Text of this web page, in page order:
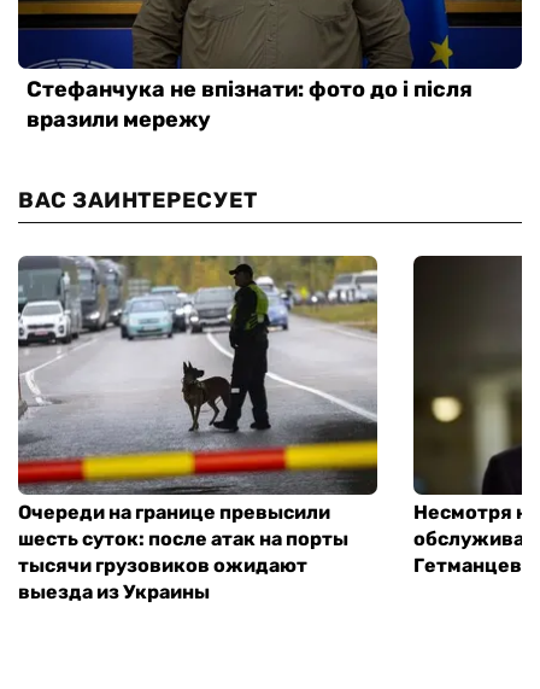
ВАС ЗАИНТЕРЕСУЕТ
Очереди на границе превысили
шесть суток: после атак на порты
тысячи грузовиков ожидают
выезда из Украины
Несмотря на
Гетманцев